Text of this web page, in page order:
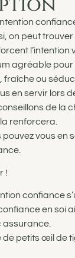
on peut
l’intention
agréable
fraîche ou
en servir lors
de la
renforcera.
pouvez vous en
!
confiance
en soi
assurance.
de petits œil de